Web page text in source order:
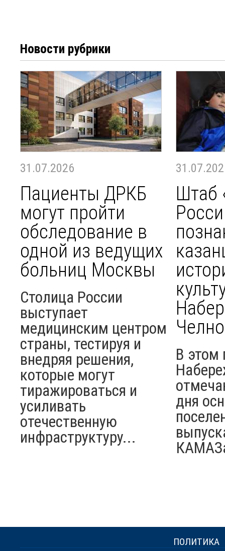
Новости рубрики
31.07.2026
Пациенты ДРКБ
могут пройти
обследование в
одной из ведущих
больниц Москвы
Столица России
выступает
медицинским центром
страны, тестируя и
внедряя решения,
которые могут
тиражироваться и
усиливать
отечественную
инфраструктуру...
Штаб
В этом
дня
ПОЛИТИКА